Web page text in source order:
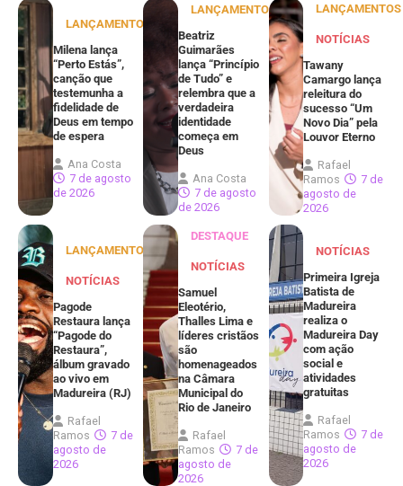
LANÇAMENTOS
Milena lança
“Perto Estás”,
canção que
testemunha a
fidelidade de
Deus em tempo
de espera
Ana Costa
7 de agosto
de 2026
LANÇAMENTOS
Beatriz
Guimarães
lança “Princípio
de Tudo” e
relembra que a
verdadeira
identidade
começa em
Deus
Ana Costa
7 de agosto
de 2026
LANÇAMENTOS
NOTÍCIAS
Tawany
Camargo lança
releitura do
sucesso “Um
Novo Dia” pela
Louvor Eterno
Rafael
Ramos
7 de
agosto de
2026
LANÇAMENTOS
NOTÍCIAS
Pagode
Restaura lança
“Pagode do
Restaura”,
álbum gravado
ao vivo em
Madureira (RJ)
Rafael
Ramos
7 de
agosto de
2026
DESTAQUE
NOTÍCIAS
Samuel
Eleotério,
Thalles Lima e
líderes cristãos
são
homenageados
na Câmara
Municipal do
Rio de Janeiro
Rafael
Ramos
7 de
agosto de
2026
NOTÍCIAS
Primeira Igreja
Batista de
Madureira
realiza o
Madureira Day
com ação
social e
atividades
gratuitas
Rafael
Ramos
7 de
agosto de
2026